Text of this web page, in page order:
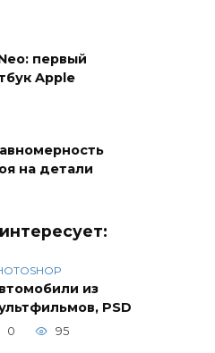
первый
Apple
на детали
из
PSD
0 95